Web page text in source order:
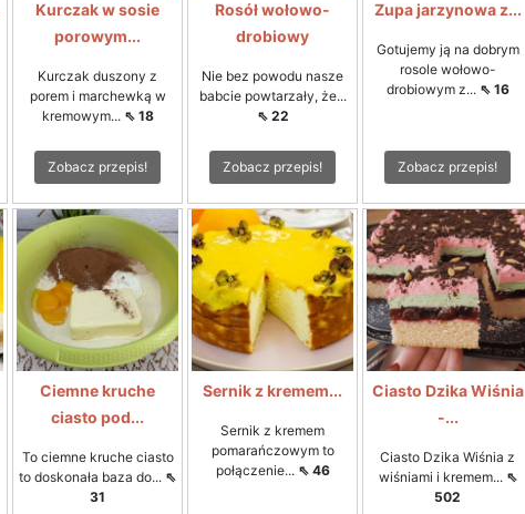
Kurczak w sosie
porowym...
Kurczak duszony z
porem i marchewką w
kremowym... ⇖ 18
Zobacz przepis!
Rosół wołowo-
drobiowy
Nie bez powodu nasze
babcie powtarzały, że...
⇖ 22
Zobacz przepis!
Zupa jarzynowa z...
Gotujemy ją na dobrym
rosole wołowo-
drobiowym z... ⇖ 16
Zobacz przepis!
Ciemne kruche
ciasto pod...
To ciemne kruche ciasto
to doskonała baza do... ⇖
31
Sernik z kremem...
Sernik z kremem
pomarańczowym to
połączenie... ⇖ 46
Ciasto Dzika Wiśnia
-...
Ciasto Dzika Wiśnia z
wiśniami i kremem... ⇖
502